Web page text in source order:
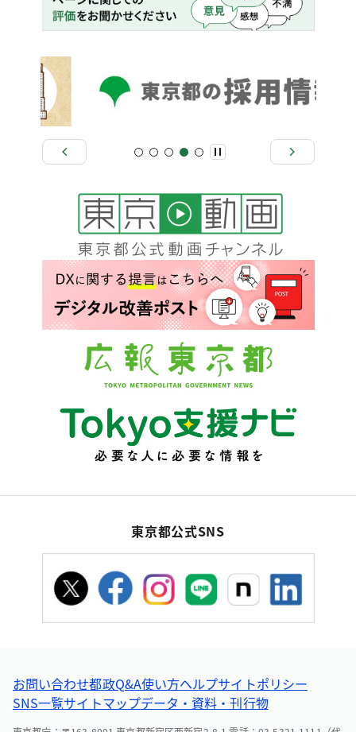
東京都公式SNS
お問い合わせ都政Q&A使い方ヘルプサイトポリシー
SNS一覧サイトマップデータ・資料・刊行物